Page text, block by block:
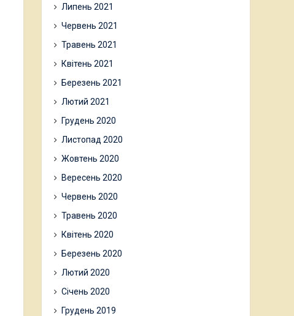
Липень 2021
Червень 2021
Травень 2021
Квітень 2021
Березень 2021
Лютий 2021
Грудень 2020
Листопад 2020
Жовтень 2020
Вересень 2020
Червень 2020
Травень 2020
Квітень 2020
Березень 2020
Лютий 2020
Січень 2020
Грудень 2019